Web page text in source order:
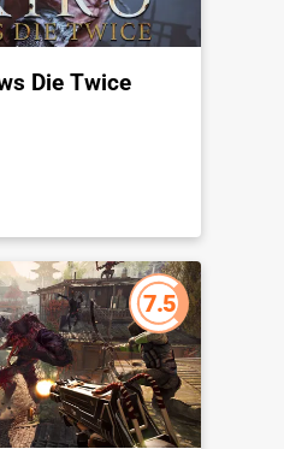
Die Twice
7.5